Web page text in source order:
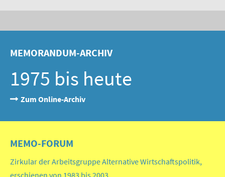
MEMORANDUM-ARCHIV
1975 bis heute
Zum Online-Archiv
MEMO-FORUM
Zirkular der Arbeitsgruppe Alternative Wirtschaftspolitik,
erschienen von 1983 bis 2003